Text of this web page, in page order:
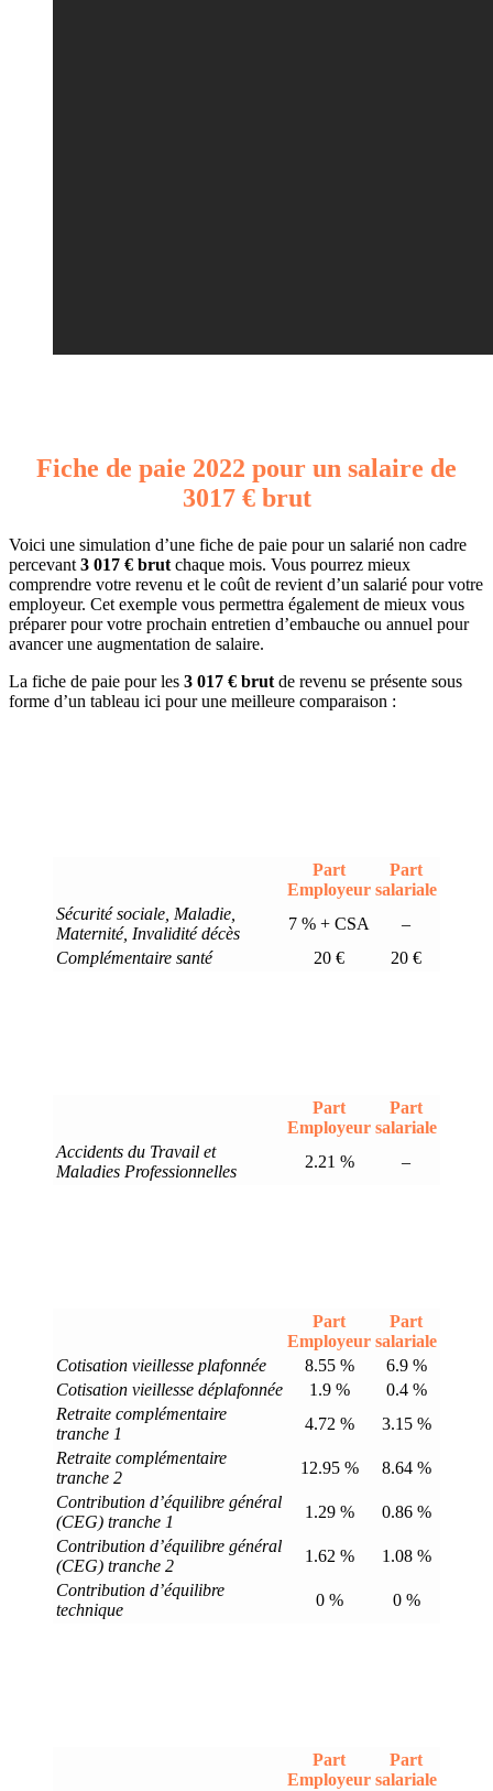
Fiche de paie 2022 pour un salaire de
3017 € brut
Voici une simulation d’une fiche de paie pour un salarié non cadre
percevant 3 017 € brut chaque mois. Vous pourrez mieux
comprendre votre revenu et le coût de revient d’un salarié pour votre
employeur. Cet exemple vous permettra également de mieux vous
préparer pour votre prochain entretien d’embauche ou annuel pour
avancer une augmentation de salaire.
La fiche de paie pour les 3 017 € brut de revenu se présente sous
forme d’un tableau ici pour une meilleure comparaison :
Part
Employeur
Part
salariale
Sécurité sociale, Maladie,
Maternité, Invalidité décès
7 % + CSA
–
Complémentaire santé
20 € 20 €
Part
Employeur
Part
salariale
Accidents du Travail et
Maladies Professionnelles
2.21 % –
Part
Employeur
Part
salariale
Cotisation vieillesse plafonnée
8.55 %
6.9 %
Cotisation vieillesse déplafonnée
1.9 %
0.4 %
Retraite complémentaire
tranche 1
4.72 %
3.15 %
Retraite complémentaire
tranche 2
12.95 %
8.64 %
Contribution d’équilibre général
(CEG) tranche 1
1.29 %
0.86 %
Contribution d’équilibre général
(CEG) tranche 2
1.62 %
1.08 %
Contribution d’équilibre
technique
0 % 0 %
Part
Employeur
Part
salariale